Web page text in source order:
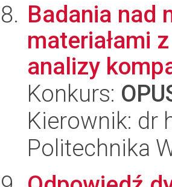
Badania nad
materiałami
analizy
Konkurs:
Kierownik: dr
Politechnika